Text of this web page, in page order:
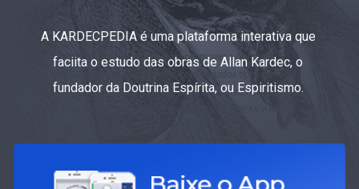
A KARDECPEDIA é uma plataforma interativa que
faciita o estudo das obras de Allan Kardec, o
fundador da Doutrina Espírita, ou Espiritismo.